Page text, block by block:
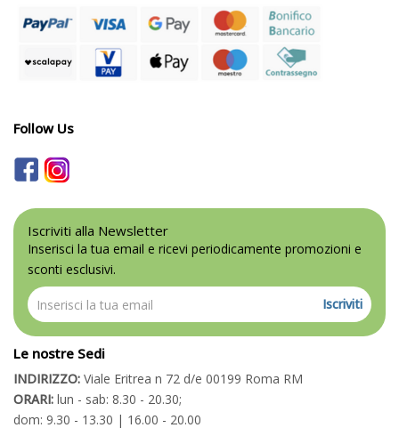
Follow Us
Iscriviti alla Newsletter
Inserisci la tua email e ricevi periodicamente promozioni e
sconti esclusivi.
Iscriviti
Le nostre Sedi
INDIRIZZO: Viale Eritrea n 72 d/e 00199 Roma RM
ORARI: lun - sab: 8.30 - 20.30;
dom: 9.30 - 13.30 | 16.00 - 20.00